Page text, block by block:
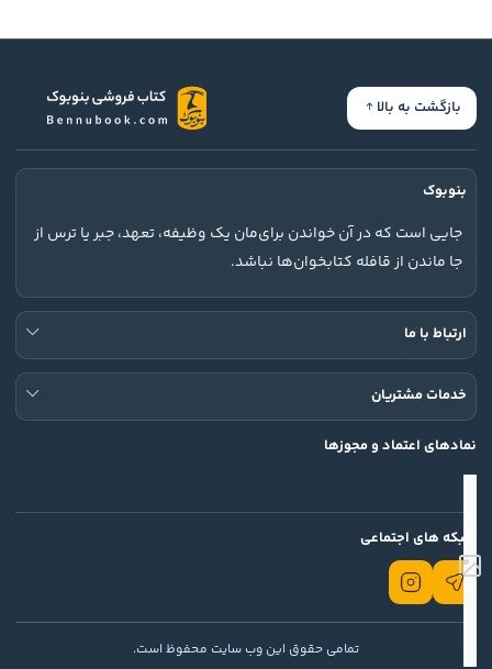
بازگشت به بالا
بنوبوک
جایی است که در آن خواندن برای‌مان یک وظیفه، تعهد، جبر یا ترس از
جا ماندن از قافله کتابخوان‌ها نباشد.
ارتباط با ما
خدمات مشتریان
نمادهای اعتماد و مجوزها
شبکه های اجتماعی
تمامی حقوق این وب سایت محفوظ است.